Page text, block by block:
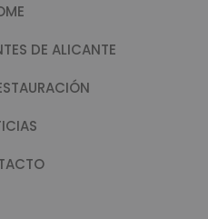
DE ALICANTE